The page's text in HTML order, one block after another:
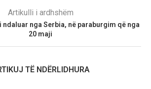
Artikulli i ardhshëm
ndaluar nga Serbia, në paraburgim që nga
20 maji
TË NDËRLIDHURA